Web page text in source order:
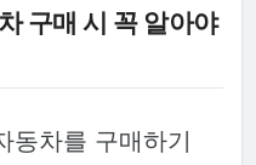
구매 시 꼭 알아야
동차를 구매하기